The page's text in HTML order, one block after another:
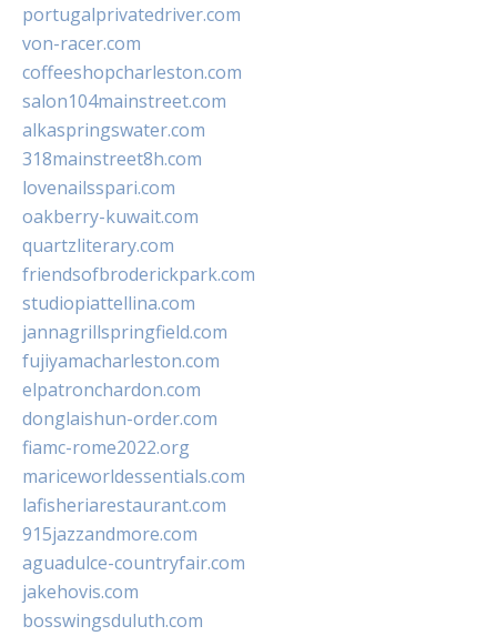
portugalprivatedriver.com
von-racer.com
coffeeshopcharleston.com
salon104mainstreet.com
alkaspringswater.com
318mainstreet8h.com
lovenailsspari.com
oakberry-kuwait.com
quartzliterary.com
friendsofbroderickpark.com
studiopiattellina.com
jannagrillspringfield.com
fujiyamacharleston.com
elpatronchardon.com
donglaishun-order.com
fiamc-rome2022.org
mariceworldessentials.com
lafisheriarestaurant.com
915jazzandmore.com
aguadulce-countryfair.com
jakehovis.com
bosswingsduluth.com